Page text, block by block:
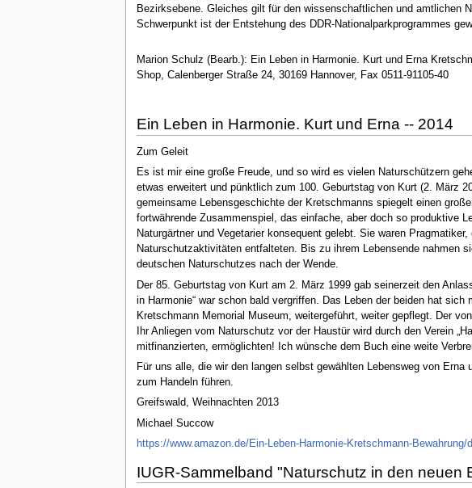
Bezirksebene. Gleiches gilt für den wissenschaftlichen und amtlichen
Schwerpunkt ist der Entstehung des DDR-Nationalparkprogrammes
Marion Schulz (Bearb.): Ein Leben in Harmonie. Kurt und Erna
Shop, Calenberger Straße 24, 30169 Hannover, Fax 0511-91105-40
Ein Leben in Harmonie. Kurt und Erna -- 2014
Zum Geleit
Es ist mir eine große Freude, und so wird es vielen Naturschützern
etwas erweitert und pünktlich zum 100. Geburtstag von Kurt (2. März
gemeinsame Lebensgeschichte der Kretschmanns spiegelt einen
fortwährende Zusammenspiel, das einfache, aber doch so produktive
Naturgärtner und Vegetarier konsequent gelebt. Sie waren
Naturschutzaktivitäten entfalteten. Bis zu ihrem Lebensende nahmen
deutschen Naturschutzes nach der Wende.
Der 85. Geburtstag von Kurt am 2. März 1999 gab seinerzeit den
in Harmonie“ war schon bald vergriffen. Das Leben der beiden hat
Kretschmann Memorial Museum, weitergeführt, weiter gepflegt. Der
Ihr Anliegen vom Naturschutz vor der Haustür wird durch den Verein
mitfinanzierten, ermöglichten! Ich wünsche dem Buch eine weite
Für uns alle, die wir den langen selbst gewählten Lebensweg von
zum Handeln führen.
Greifswald, Weihnachten 2013
Michael Succow
https://www.amazon.de/Ein-Leben-Harmonie-Kretschmann-Bewahrung/
IUGR-Sammelband "Naturschutz in den